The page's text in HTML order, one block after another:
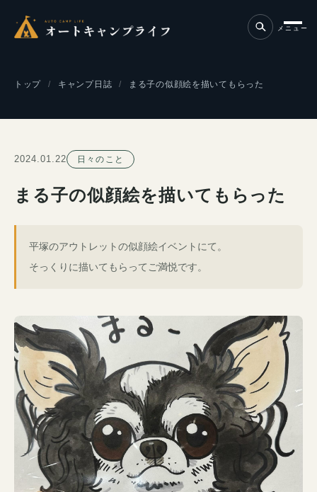
メニュー
トップ キャンプ日誌 まる子の似顔絵を描いてもらった
2024.01.22 日々のこと
まる子の似顔絵を描いてもらった
平塚のアウトレットの似顔絵イベントにて。
そっくりに描いてもらってご満悦です。